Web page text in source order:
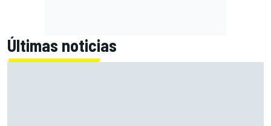
Últimas noticias